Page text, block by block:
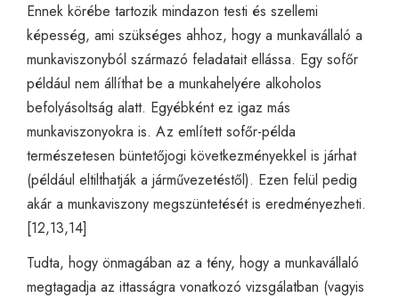
Ennek körébe tartozik mindazon testi és szellemi
képesség, ami szükséges ahhoz, hogy a munkavállaló a
munkaviszonyból származó feladatait ellássa. Egy sofőr
például nem állíthat be a munkahelyére alkoholos
befolyásoltság alatt. Egyébként ez igaz más
munkaviszonyokra is. Az említett sofőr-példa
természetesen büntetőjogi következményekkel is járhat
(például eltilthatják a járművezetéstől). Ezen felül pedig
akár a munkaviszony megszüntetését is eredményezheti.
[12,13,14]
Tudta, hogy önmagában az a tény, hogy a munkavállaló
megtagadja az ittasságra vonatkozó vizsgálatban (vagyis